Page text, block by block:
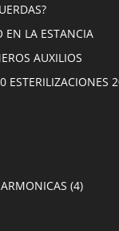
EN LA ESTANCIA
AUXILIOS
ESTERILIZACIONES
(4)